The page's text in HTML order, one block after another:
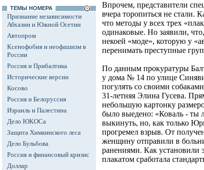
ТЕМЫ НОМЕРА
Признание независимости
Абхазии и Южной Осетии
Автопром
Ксенофобия и неофашизм в
России
Россия и Прибалтика
Исторические версии
Косово
Россия и Белоруссия
Израиль и Палестина
Дело ЮКОСа
Защита Химкинского леса
Дело Бульбова
Россия и финансовый кризис
Доллар
Впрочем, представители
вчера торопиться не стали.
что методы у всех трех
одинаковые. Но заявили,
некоей «моде», которую у
перенимать преступные
По данным прокуратуры
у дома № 14 по улице
погулять со своими
31-летняя Элина Гусева.
небольшую картонку
было выедено: «Коваль - ты
выкинуть, но, как только
прогремел взрыв. От
женщину отправили в
ранениями. Как установили
плакатом сработала